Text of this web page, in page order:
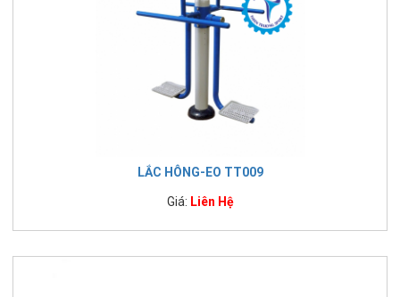
LẮC HÔNG-EO TT009
Giá: Liên Hệ